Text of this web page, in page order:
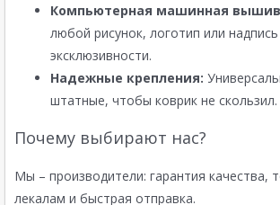
Компьютерная машинная
любой рисунок, логотип или
эксклюзивности.
Надежные крепления:
штатные, чтобы коврик не скользил.
Почему выбирают нас?
Мы – производители: гарантия качества,
лекалам и быстрая отправка.